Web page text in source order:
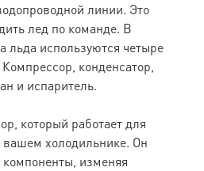
линии. Это
лед по команде. В
льда используются четыре
конденсатор,
и испаритель.
который работает для
холодильнике. Он
компоненты, изменяя